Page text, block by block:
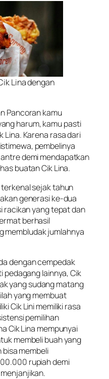
Lina dengan
Pancoran kamu
harum, kamu pasti
Lina. Karena rasa dari
pembelinya
demi mendapatkan
buatan Cik Lina.
sejak tahun
generasi ke-dua
racikan yang tepat dan
berhasil
membludak jumlahnya
dengan cempedak
pedagang lainnya, Cik
yang sudang matang
yang membuat
Cik Lini memiliki rasa
pemilihan
Cik Lina mempunyai
membeli buah yang
bisa membeli
rupiah demi